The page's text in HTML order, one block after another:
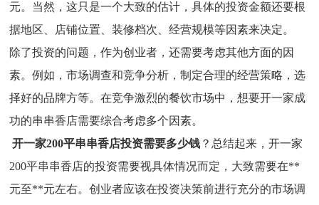
元。当然，这只是一个大致的估计，具体的投资金额还要根
据地区、店铺位置、装修档次、经营规模等因素来决定。
除了投资的问题，作为创业者，还需要考虑其他方面的因
素。例如，市场调查和竞争分析，制定合理的经营策略，选
择好的品牌方等。在竞争激烈的餐饮市场中，想要开一家成
功的串串香店需要综合考虑多个因素。
开一家200平串串香店投资需要多少钱 ？总结起来，开一家
200平串串香店的投资需要视具体情况而定，大致需要在**
元至**元左右。创业者应该在投资决策前进行充分的市场调